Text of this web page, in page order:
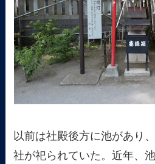
以前は社殿後方に池があり
社が祀られていた。近年、